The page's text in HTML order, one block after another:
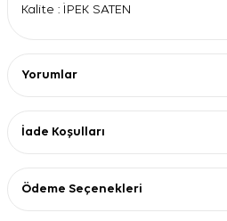
Kalite : İPEK SATEN
Yorumlar
İade Koşulları
Ödeme Seçenekleri